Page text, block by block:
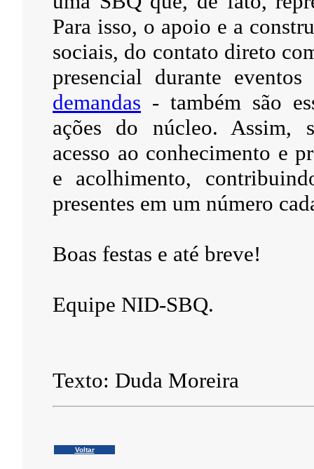
Para isso, o apoio e a
sociais, do contato direto
presencial durante
demandas - também são
ações do núcleo. Assim,
acesso ao conhecimento e
e acolhimento,
presentes em um número
Boas festas e até breve!
Equipe NID-SBQ.
Texto: Duda Moreira
Voltar